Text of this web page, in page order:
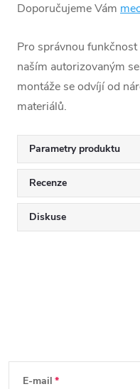
Doporučujeme Vám
Pro správnou
naším autorizovaným
montáže se odvíjí od
materiálů.
Parametry produktu
Recenze
Diskuse
Z
E-mail